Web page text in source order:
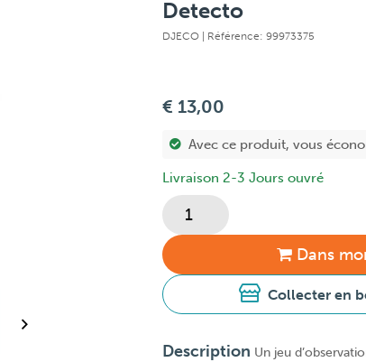
Detecto
DJECO | Référence: 99973375
€ 13,00
Avec ce produit, vous
Livraison 2-3 Jours ouvré
Dans
Collecter en
Description Un jeu